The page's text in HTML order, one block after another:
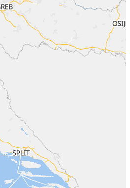
Cetingrad
Milano - Zagreb
Stadt Zagreb - Ulcinj